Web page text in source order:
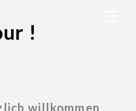
!
willkommen